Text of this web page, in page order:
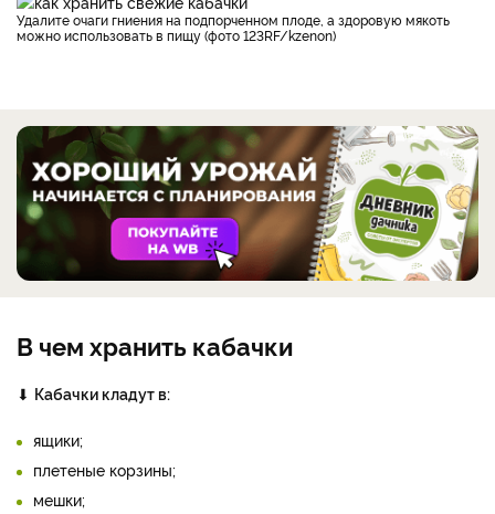
Удалите очаги гниения на подпорченном плоде, а здоровую мякоть
можно использовать в пищу (фото 123RF/kzenon)
В чем хранить кабачки
⬇ Кабачки кладут в:
ящики;
плетеные корзины;
мешки;